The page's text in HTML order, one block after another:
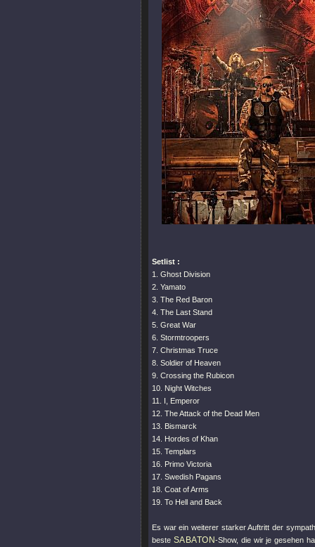
Setlist :
1. Ghost Division
2. Yamato
3. The Red Baron
4. The Last Stand
5. Great War
6. Stormtroopers
7. Christmas Truce
8. Soldier of Heaven
9. Crossing the Rubicon
10. Night Witches
11. I, Emperor
12. The Attack of the Dead Men
13. Bismarck
14. Hordes of Khan
15. Templars
16. Primo Victoria
17. Swedish Pagans
18. Coat of Arms
19. To Hell and Back
Es war ein weiterer starker Auftritt der
beste SABATON-Show, die wir je gesehen